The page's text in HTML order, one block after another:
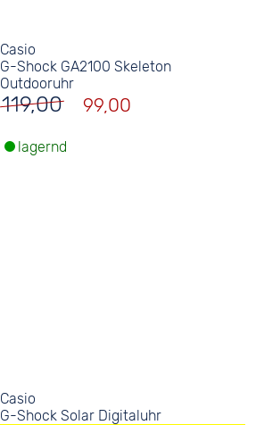
Casio
G-Shock GA2100 Skeleton
Outdooruhr
119,00 99,00
lagernd
Casio
G-Shock Solar Digitaluhr